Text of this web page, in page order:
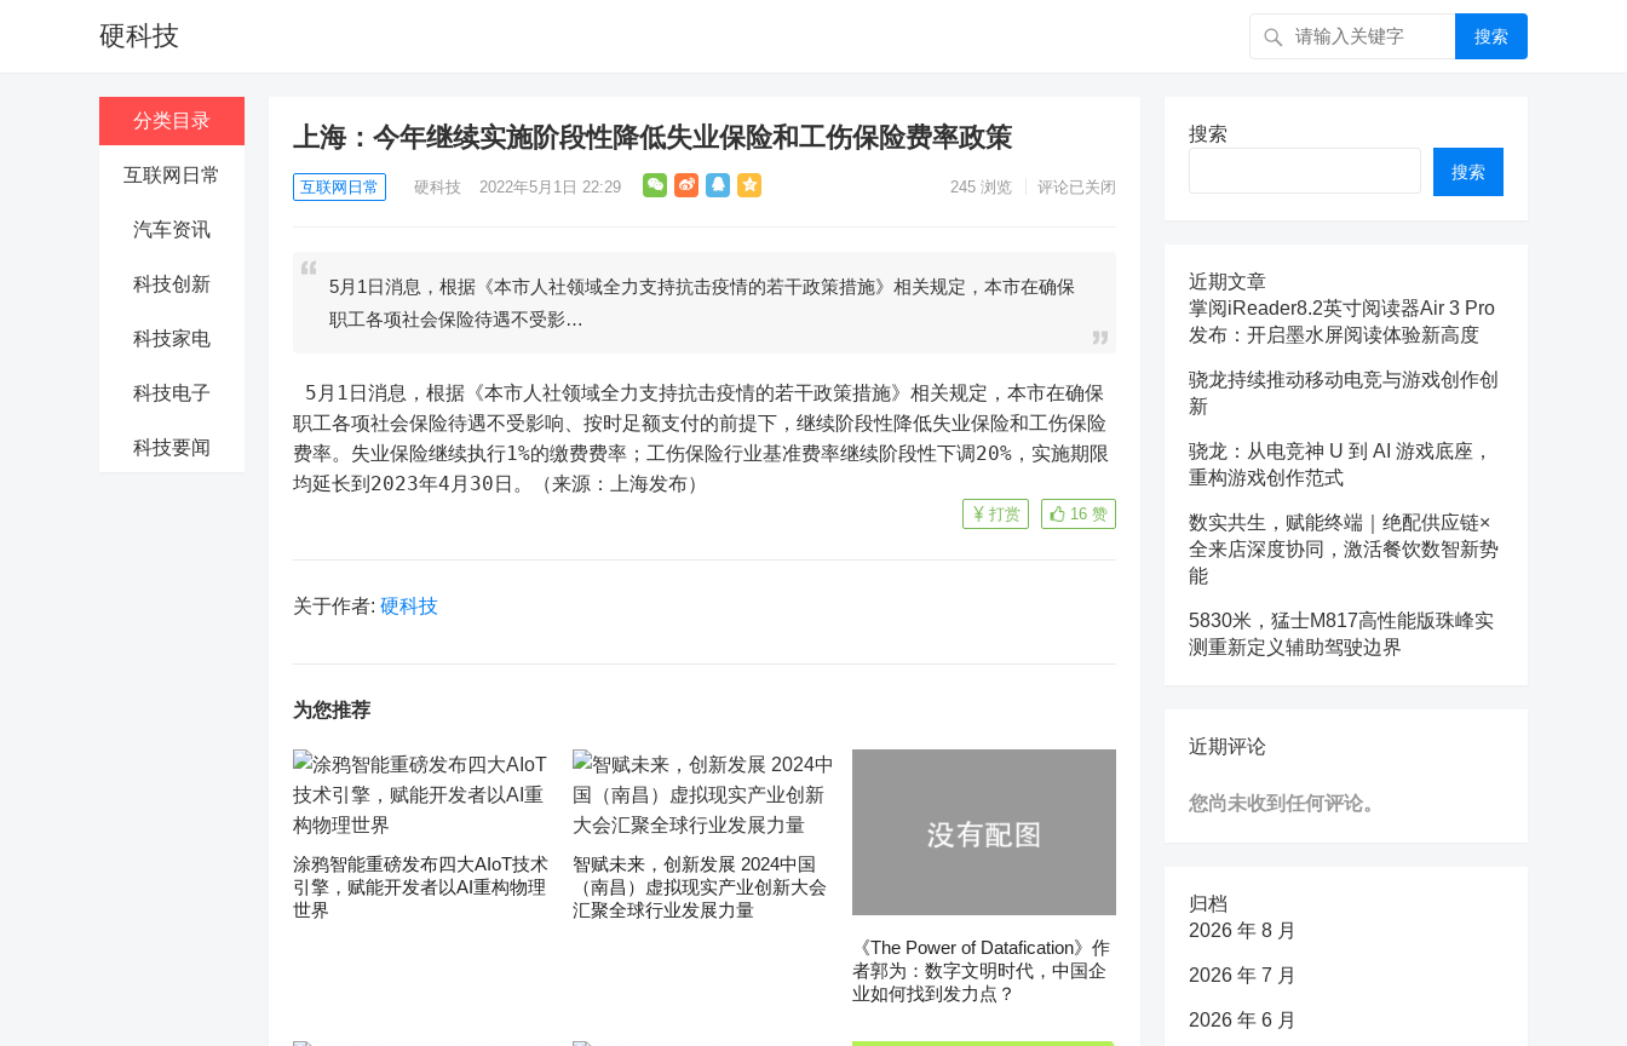
硬科技 搜索
分类目录
互联网日常
汽车资讯
科技创新
科技家电
科技电子
科技要闻
上海：今年继续实施阶段性降低失业保险和工伤保险费率政策
互联网日常 硬科技 2022年5月1日 22:29 245 浏览 评论已关闭
5月1日消息，根据《本市人社领域全力支持抗击疫情的若干政策措施》相关规定，本市在确保
职工各项社会保险待遇不受影…
职工各项社会保险待遇不受影响、按时足额支付的前提下，继续阶段性降低失业保险和工伤保险
费率。失业保险继续执行1%的缴费费率；工伤保险行业基准费率继续阶段性下调20%，实施期限
均延长到2023年4月30日。（来源：上海发布）
16 赞
打赏
关于作者: 硬科技
为您推荐
涂鸦智能重磅发布四大AIoT技术
引擎，赋能开发者以AI重构物理
世界
智赋未来，创新发展 2024中国
（南昌）虚拟现实产业创新大会
汇聚全球行业发展力量
《The Power of Datafication》作
者郭为：数字文明时代，中国企
业如何找到发力点？
搜索
搜索
近期文章
掌阅iReader8.2英寸阅读器Air 3 Pro
发布：开启墨水屏阅读体验新高度
骁龙持续推动移动电竞与游戏创作创
新
骁龙：从电竞神 U 到 AI 游戏底座，
重构游戏创作范式
数实共生，赋能终端｜绝配供应链×
全来店深度协同，激活餐饮数智新势
能
5830米，猛士M817高性能版珠峰实
测重新定义辅助驾驶边界
近期评论
您尚未收到任何评论。
归档
2026 年 8 月
2026 年 7 月
2026 年 6 月